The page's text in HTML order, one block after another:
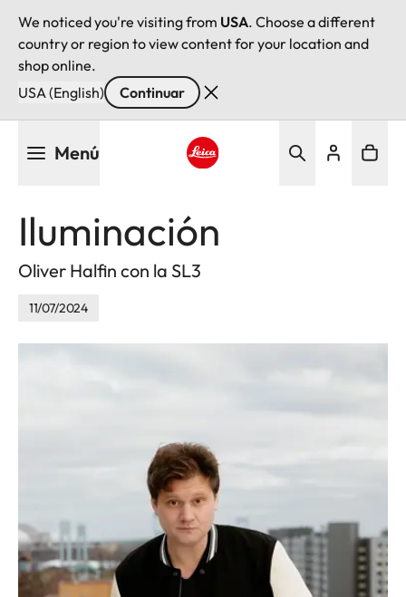
We noticed you're visiting from USA. Choose a different
country or region to view content for your location and
shop online.
USA (English)
Continuar
Menú
Iluminación
Oliver Halfin con la SL3
11/07/2024